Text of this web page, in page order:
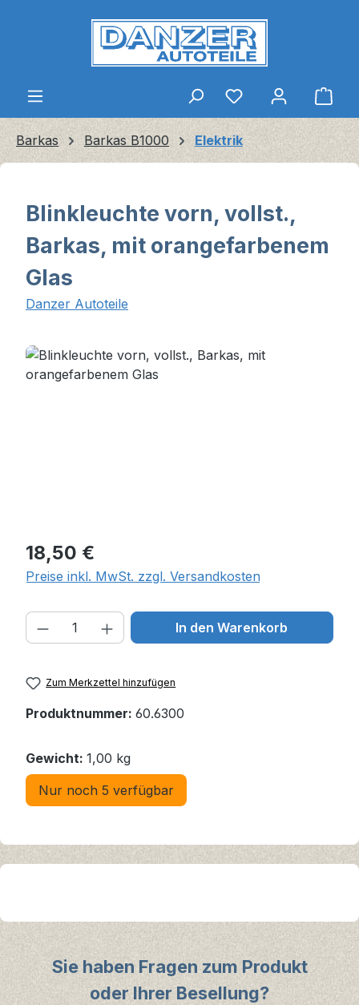
Zum Hauptinhalt springen
Barkas Barkas B1000 Elektrik
Blinkleuchte vorn, vollst.,
Barkas, mit orangefarbenem
Glas
Danzer Autoteile
Bildergalerie überspringen
Regulärer Preis:
18,50 €
Preise inkl. MwSt. zzgl. Versandkosten
Produkt Anzahl: Gib den
In den Warenkorb
Zum Merkzettel hinzufügen
Produktnummer: 60.6300
Gewicht: 1,00 kg
Nur noch 5 verfügbar
Sie haben Fragen zum Produkt
oder Ihrer Besellung?